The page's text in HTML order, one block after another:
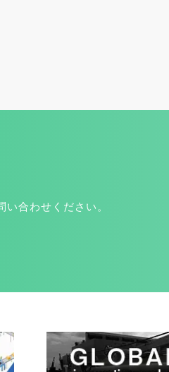
合わせください。